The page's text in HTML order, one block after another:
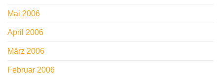
Mai 2006
April 2006
März 2006
Februar 2006